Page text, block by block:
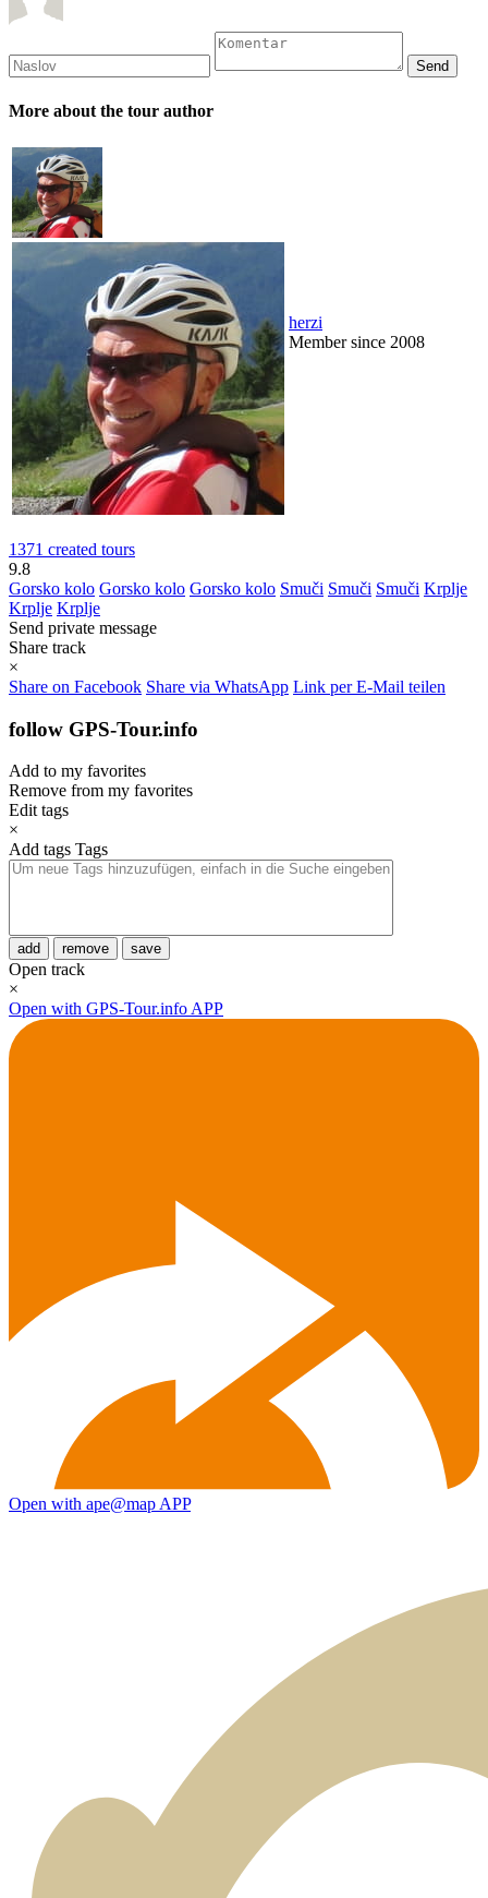
More about the tour author
herzi
Member since 2008
1371 created tours
9.8
Gorsko kolo Gorsko kolo Gorsko kolo Smuči Smuči Smuči Krplje
Krplje Krplje
Send private message
Share track
×
Share on Facebook Share via WhatsApp Link per E-Mail teilen
follow GPS-Tour.info
Add to my favorites
Remove from my favorites
Edit tags
×
Add tags Tags
add remove save
Open track
×
Open with GPS-Tour.info APP
Open with ape@map APP